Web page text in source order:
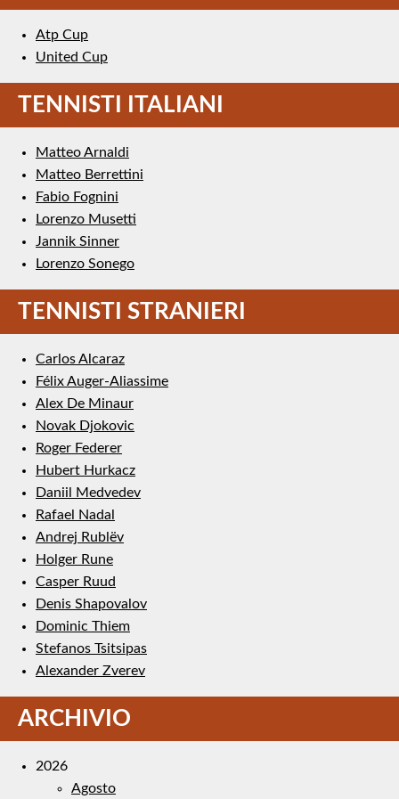
Atp Cup
United Cup
TENNISTI ITALIANI
Matteo Arnaldi
Matteo Berrettini
Fabio Fognini
Lorenzo Musetti
Jannik Sinner
Lorenzo Sonego
TENNISTI STRANIERI
Carlos Alcaraz
Félix Auger-Aliassime
Alex De Minaur
Novak Djokovic
Roger Federer
Hubert Hurkacz
Daniil Medvedev
Rafael Nadal
Andrej Rublëv
Holger Rune
Casper Ruud
Denis Shapovalov
Dominic Thiem
Stefanos Tsitsipas
Alexander Zverev
ARCHIVIO
2026
Agosto